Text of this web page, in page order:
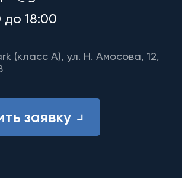
до 18:00
(класс A), ул. Н. Амосова, 12,
заявку